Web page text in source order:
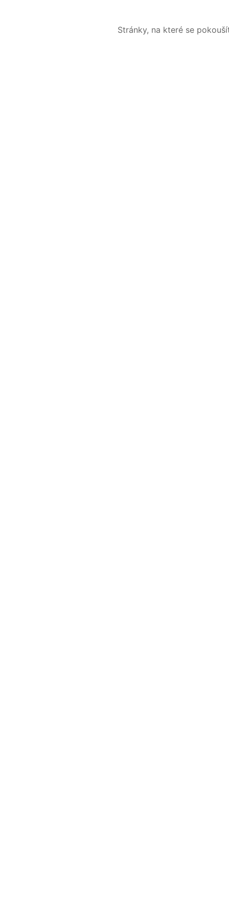
Stránky, na které se